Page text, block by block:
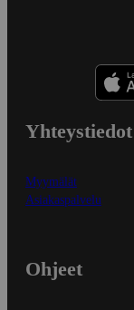
Yhteystiedot
Myymälät
Asiakaspalvelu
Ohjeet